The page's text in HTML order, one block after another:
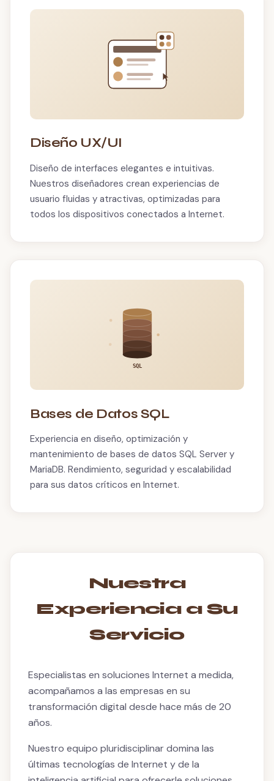
Diseño UX/UI
Diseño de interfaces elegantes e intuitivas.
Nuestros diseñadores crean experiencias de
usuario fluidas y atractivas, optimizadas para
todos los dispositivos conectados a Internet.
SQL
Bases de Datos SQL
Experiencia en diseño, optimización y
mantenimiento de bases de datos SQL Server y
MariaDB. Rendimiento, seguridad y escalabilidad
para sus datos críticos en Internet.
Nuestra
Experiencia a Su
Servicio
Especialistas en soluciones Internet a medida,
acompañamos a las empresas en su
transformación digital desde hace más de 20
años.
Nuestro equipo pluridisciplinar domina las
últimas tecnologías de Internet y de la